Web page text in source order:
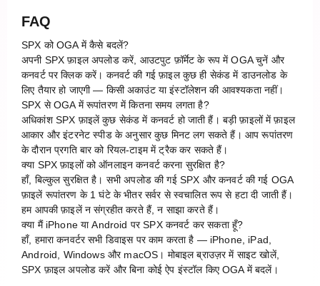
FAQ
SPX को OGA में कैसे बदलें?
अपनी SPX फ़ाइल अपलोड करें, आउटपुट फ़ॉर्मेट के रूप में OGA चुनें और
कनवर्ट पर क्लिक करें। कनवर्ट की गई फ़ाइल कुछ ही सेकंड में डाउनलोड के
लिए तैयार हो जाएगी — किसी अकाउंट या इंस्टॉलेशन की आवश्यकता नहीं।
SPX से OGA में रूपांतरण में कितना समय लगता है?
अधिकांश SPX फ़ाइलें कुछ सेकंड में कनवर्ट हो जाती हैं। बड़ी फ़ाइलों में फ़ाइल
आकार और इंटरनेट स्पीड के अनुसार कुछ मिनट लग सकते हैं। आप रूपांतरण
के दौरान प्रगति बार को रियल-टाइम में ट्रैक कर सकते हैं।
क्या SPX फ़ाइलों को ऑनलाइन कनवर्ट करना सुरक्षित है?
हाँ, बिल्कुल सुरक्षित है। सभी अपलोड की गई SPX और कनवर्ट की गई OGA
फ़ाइलें रूपांतरण के 1 घंटे के भीतर सर्वर से स्वचालित रूप से हटा दी जाती हैं।
हम आपकी फ़ाइलें न संग्रहीत करते हैं, न साझा करते हैं।
क्या मैं iPhone या Android पर SPX कनवर्ट कर सकता हूँ?
हाँ, हमारा कनवर्टर सभी डिवाइस पर काम करता है — iPhone, iPad,
Android, Windows और macOS। मोबाइल ब्राउज़र में साइट खोलें,
SPX फ़ाइल अपलोड करें और बिना कोई ऐप इंस्टॉल किए OGA में बदलें।